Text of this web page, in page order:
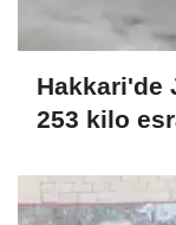
Hakkari'de
253 kilo